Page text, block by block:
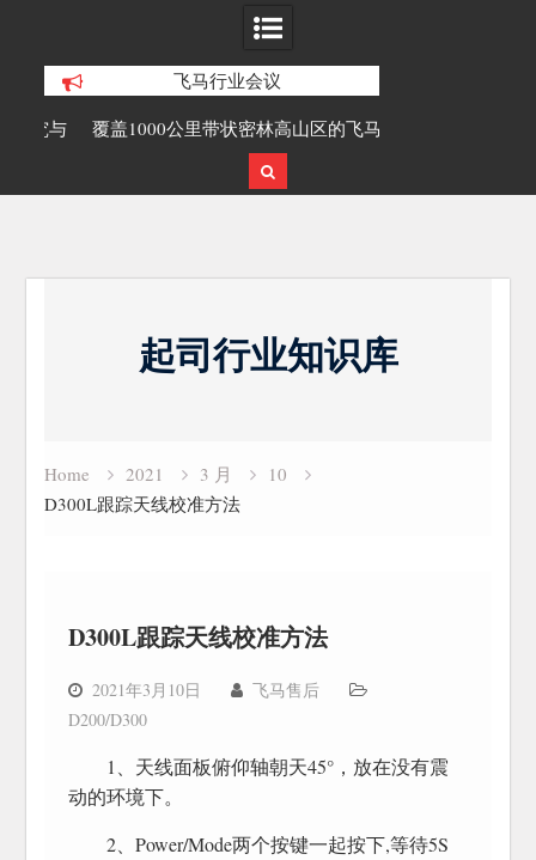
飞马行业会议
覆盖1000公里带状密林高山区的飞马机
载激光雷达点云数据及正射影像
起司行业知识库
Home 2021 3 月
10
D300L跟踪天线校准方法
D300L跟踪天线校准方法
2021年3月10日
飞马售后
D200/D300
1、天线面板俯仰轴朝天45°，放在没有震
动的环境下。
2、Power/Mode两个按键一起按下,等待5S